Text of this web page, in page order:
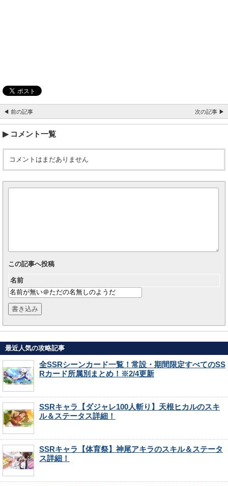
◀ 前の記事 次の記事 ▶
コメント一覧
コメントはまだありません
この記事へ投稿
名前
最近人気の攻略記事
全SSRシーンカード一覧！常設・期間限定すべてのSS
Rカード所属別まとめ！※2/4更新
SSRキャラ【ダジャレ100人斬り】天根ヒカルのスキ
ル＆ステータス詳細！
SSRキャラ【体育祭】神尾アキラのスキル＆ステータ
ス詳細！